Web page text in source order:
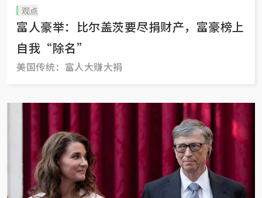
观点
富人豪举：比尔盖茨要尽捐财产，富豪榜上
自我“除名”
美国传统：富人大赚大捐